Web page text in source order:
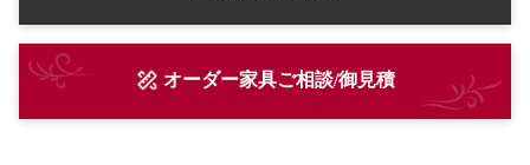
オーダー家具ご相談/御見積